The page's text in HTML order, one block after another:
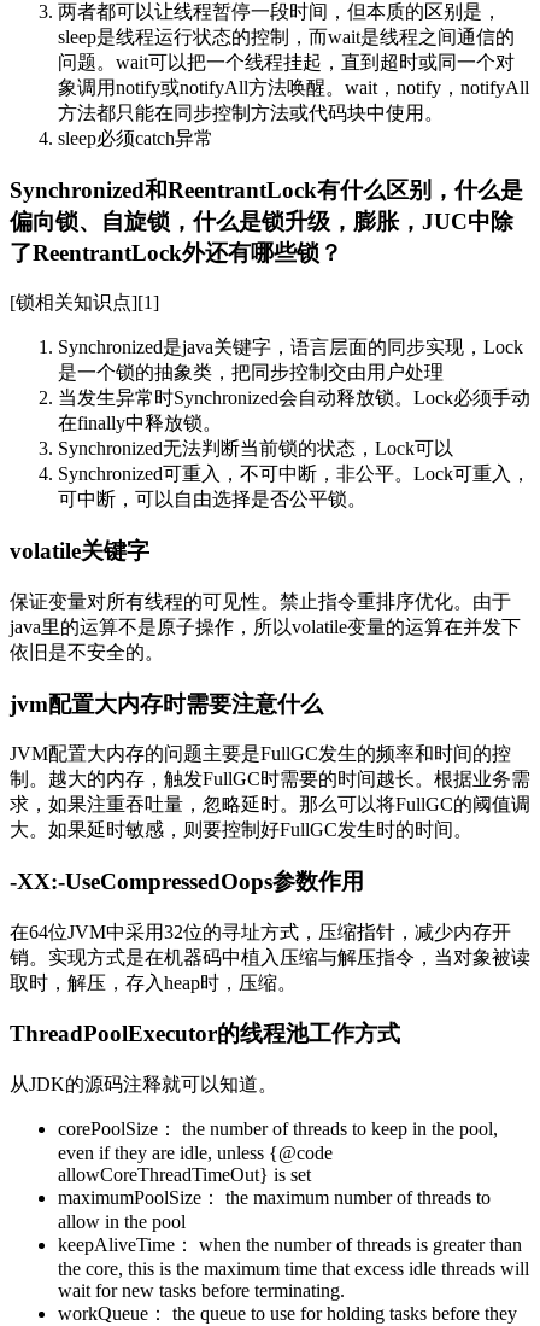
两者都可以让线程暂停一段时间，但本质的区别是，
sleep是线程运行状态的控制，而wait是线程之间通信的
问题。wait可以把一个线程挂起，直到超时或同一个对
象调用notify或notifyAll方法唤醒。wait，notify，notifyAll
方法都只能在同步控制方法或代码块中使用。
sleep必须catch异常
Synchronized和ReentrantLock有什么区别，什么是
偏向锁、自旋锁，什么是锁升级，膨胀，JUC中除
了ReentrantLock外还有哪些锁？
[锁相关知识点][1]
Synchronized是java关键字，语言层面的同步实现，Lock
是一个锁的抽象类，把同步控制交由用户处理
当发生异常时Synchronized会自动释放锁。Lock必须手动
在finally中释放锁。
Synchronized无法判断当前锁的状态，Lock可以
Synchronized可重入，不可中断，非公平。Lock可重入，
可中断，可以自由选择是否公平锁。
volatile关键字
保证变量对所有线程的可见性。禁止指令重排序优化。由于
java里的运算不是原子操作，所以volatile变量的运算在并发下
依旧是不安全的。
jvm配置大内存时需要注意什么
JVM配置大内存的问题主要是FullGC发生的频率和时间的控
制。越大的内存，触发FullGC时需要的时间越长。根据业务需
求，如果注重吞吐量，忽略延时。那么可以将FullGC的阈值调
大。如果延时敏感，则要控制好FullGC发生时的时间。
-XX:-UseCompressedOops参数作用
在64位JVM中采用32位的寻址方式，压缩指针，减少内存开
销。实现方式是在机器码中植入压缩与解压指令，当对象被读
取时，解压，存入heap时，压缩。
ThreadPoolExecutor的线程池工作方式
从JDK的源码注释就可以知道。
corePoolSize： the number of threads to keep in the pool,
even if they are idle, unless {@code
allowCoreThreadTimeOut} is set
maximumPoolSize： the maximum number of threads to
allow in the pool
keepAliveTime： when the number of threads is greater than
the core, this is the maximum time that excess idle threads will
wait for new tasks before terminating.
workQueue： the queue to use for holding tasks before they